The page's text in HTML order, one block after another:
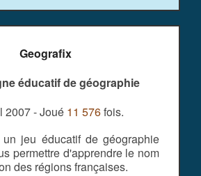
Geografix
éducatif de géographie
2007 - Joué 11 576fois.
un jeu éducatif de géographie
permettre d'apprendre le nom
des régions françaises.